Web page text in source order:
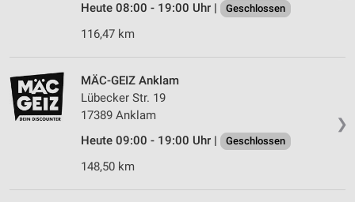
Heute 08:00 - 19:00 Uhr |
Geschlossen
116,47 km
❯
MÄC-GEIZ Anklam
Lübecker Str. 19
17389 Anklam
Heute 09:00 - 19:00 Uhr |
Geschlossen
148,50 km